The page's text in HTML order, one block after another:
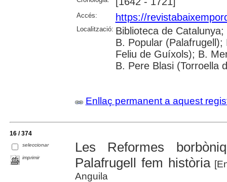
Accés: https://
Localització: Biblioteca de
B. Popular
Feliu de Guíxols); B.
B. Pere Blasi (Torroella
Enllaç permanent a aquest
16 / 374
seleccionar
imprimir
Les Reformes
Palafrugell fem història
Anguila